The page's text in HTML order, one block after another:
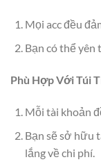
Mọi acc đều
Bạn có thể yên
Phù Hợp Với Túi
Mỗi tài khoản
Bạn sẽ sở hữu
lắng về chi phí.